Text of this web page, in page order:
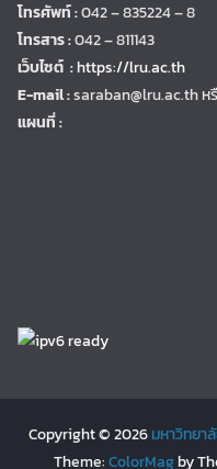
โทรศัพท์ :042 – 835224 – 8
โทรสาร :042 – 811143
เว็บไซต์ :https://lru.ac.th
E-mail :saraban@lru.ac.thห
แผนที่ :
Copyright © 2026มหาวิทยา
Theme:ColorMagby